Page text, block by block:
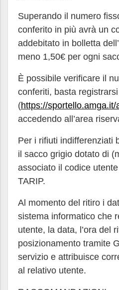
Superando il numero
conferito in più avrà un
addebitato in bolletta
meno 1,50€ per ogni
È possibile verificare il
conferiti, basta
(https://sportello.amga.it/
accedendo all’area
Per i rifiuti indifferenziati
il sacco grigio dotato di
associato il codice
TARIP.
Al momento del ritiro i
sistema informatico che
utente, la data, l’ora del
posizionamento tramite
servizio e attribuisce
al relativo utente.